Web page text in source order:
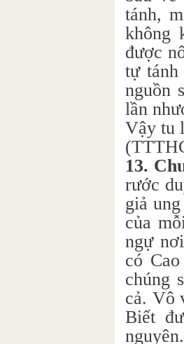
tánh,
không
được
tự tánh
nguồn
lần
Vậy tu
13.
rước
giả
của
ngự
có
chúng
cả. Vô
Biết